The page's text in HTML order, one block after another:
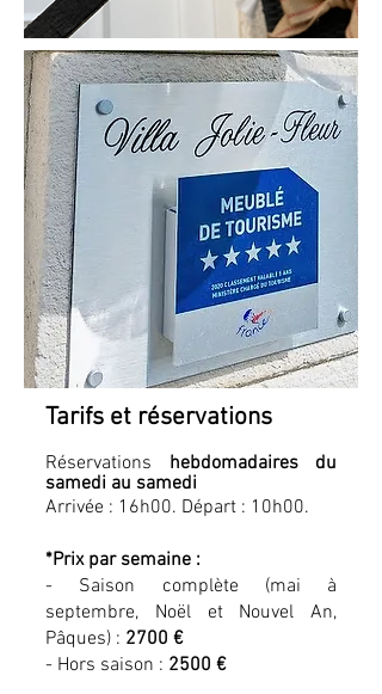
Tarifs et réservations
Réservations hebdomadaires du
samedi au samedi
Arrivée : 16h00. Départ : 10h00.
*Prix par semaine :
- Saison complète (mai à
septembre, Noël et Nouvel An,
Pâques) : 2700 €
- Hors saison : 2500 €